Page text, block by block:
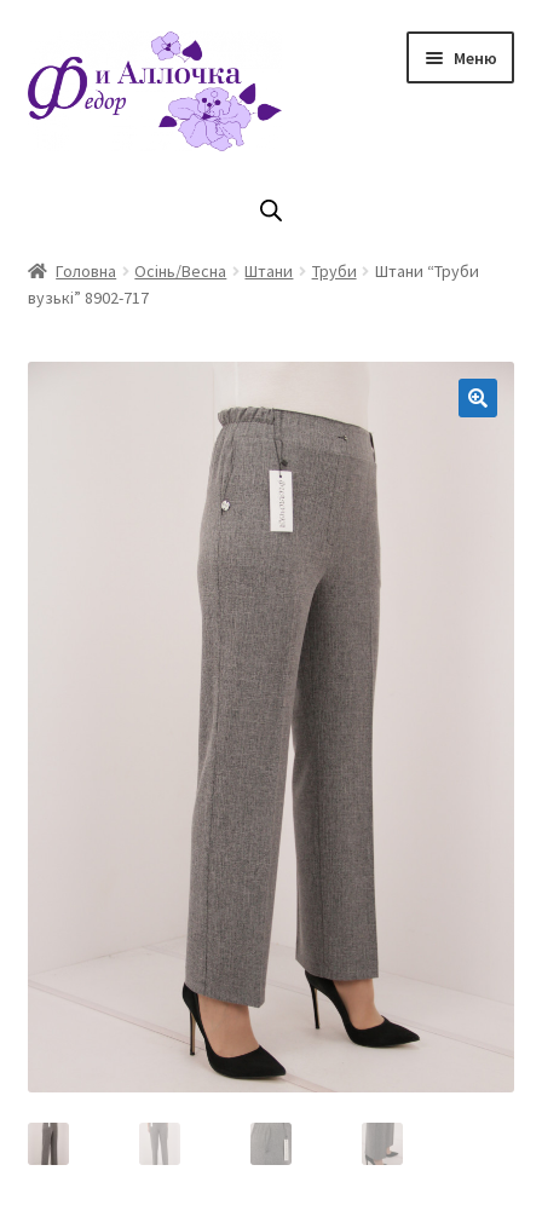
до
навігації
до
контенту
Меню
Магазин
Головна Осінь/Весна Штани Труби
Штани “Труби
вузькі” 8902-717